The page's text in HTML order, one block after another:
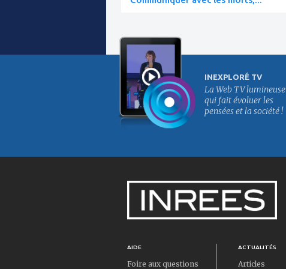
INEXPLORÉ TV
La Web TV lumineuse
qui fait évoluer les
pensées et la société !
AIDE
Foire aux questions
ACTUALITÉS
Articles